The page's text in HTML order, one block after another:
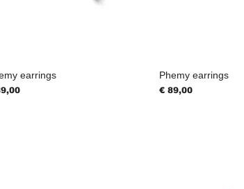
earrings Phemy earrings
Prijs
€ 89,00